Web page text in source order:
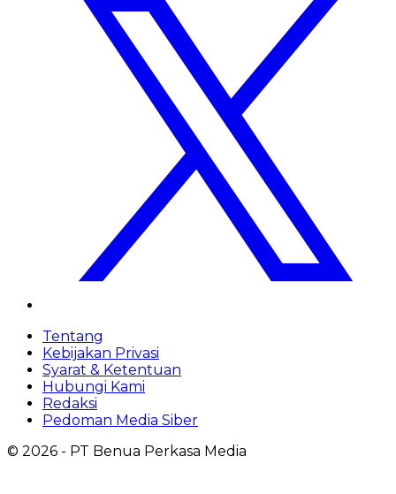
Tentang
Kebijakan Privasi
Syarat & Ketentuan
Hubungi Kami
Redaksi
Pedoman Media Siber
© 2026 - PT Benua Perkasa Media